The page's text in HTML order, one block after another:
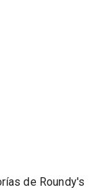
de Roundy's